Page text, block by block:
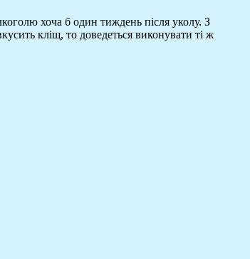
хоча б один тиждень після уколу. З
кліщ, то доведеться виконувати ті ж